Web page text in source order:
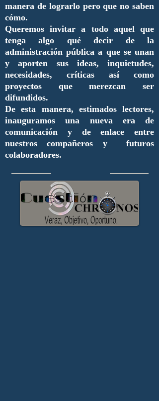
manera de lograrlo pero que no saben
cómo.
Queremos invitar a todo aquel que
tenga algo qué decir de la
administración pública a que se unan
y aporten sus ideas, inquietudes,
necesidades, críticas así como
proyectos que merezcan ser
difundidos.
De esta manera, estimados lectores,
inauguramos una nueva era de
comunicación y de enlace entre
nuestros compañeros y futuros
colaboradores.